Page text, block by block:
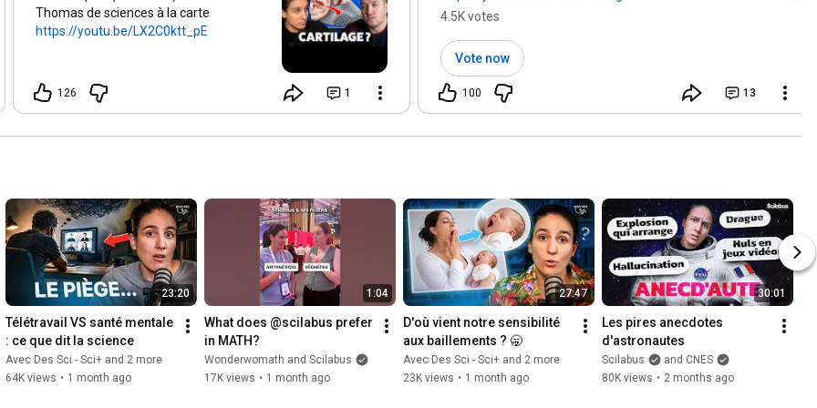
Thomas de sciences à la carte
https://youtu.be/LX2C0ktt_pE
126 1
4.5K votes
Vote now
100 13
23:20
Télétravail VS santé mentale
: ce que dit la science
Avec Des Sci - Sci+ and 2 more
64K views • 1 month ago
1:04
What does @scilabus prefer
in MATH?
Wonderwomath and Scilabus
17K views • 1 month ago
27:47
D'où vient notre sensibilité
aux baillements ? 🥱
Avec Des Sci - Sci+ and 2 more
23K views • 1 month ago
30:01
Les pires anecdotes
d'astronautes
Scilabus
and CNES
80K views • 2 months ago